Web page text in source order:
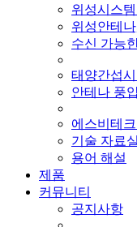
위성시스
위성안테
수신 가능
태양간섭
안테나 풍
에스비테
기술 자료실
용어 해설
제품
커뮤니티
공지사항